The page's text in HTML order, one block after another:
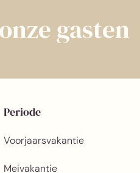
gasten
Periode
Voorjaarsvakantie
Meivakantie